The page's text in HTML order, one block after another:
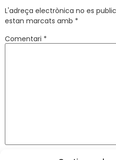
L'adreça electrònica no es
estan marcats amb *
Comentari *